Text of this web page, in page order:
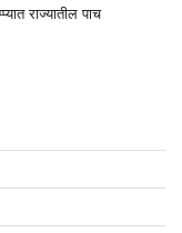
राज्यातील पाच